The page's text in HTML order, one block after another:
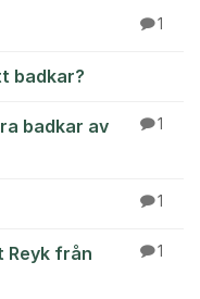
1
badkar?
badkar av
1
1
Reyk från
1